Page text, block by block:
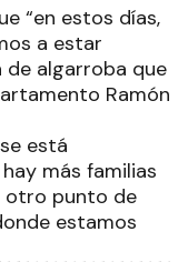
“en estos días,
a estar
algarroba que
Ramón
está
más familias
otro punto de
estamos